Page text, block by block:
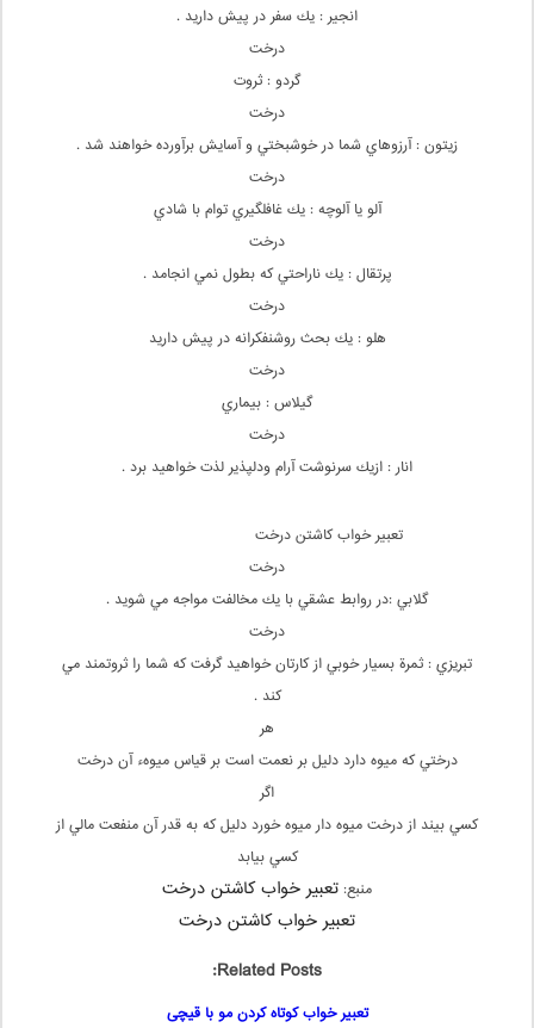
انجير : يك سفر در پيش داريد .
درخت
گردو : ثروت
درخت
زيتون : آرزوهاي شما در خوشبختي و آسايش برآورده خواهند شد .
درخت
آلو يا آلوچه : يك غافلگيري توام با شادي
درخت
پرتقال : يك ناراحتي كه بطول نمي انجامد .
درخت
هلو : يك بحث روشنفكرانه در پيش داريد
درخت
گيلاس : بيماري
درخت
انار : ازيك سرنوشت آرام ودلپذير لذت خواهيد برد .
تعبیر خواب کاشتن درخت
درخت
گلابي :در روابط عشقي با يك مخالفت مواجه مي شويد .
درخت
تبريزي : ثمرة بسيار خوبي از كارتان خواهيد گرفت كه شما را ثروتمند مي
كند .
هر
درختي که ميوه دارد دليل بر نعمت است بر قياس ميوهء آن درخت
اگر
کسي بيند از درخت ميوه دار ميوه خورد دليل که به قدر آن منفعت مالي از
کسي بيابد
منبع: تعبیر خواب کاشتن درخت
تعبیر خواب کاشتن درخت
Related Posts:
تعبیر خواب کوتاه کردن مو با قیچی